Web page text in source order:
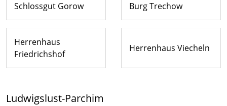
Schlossgut Gorow Burg Trechow
Herrenhaus
Friedrichshof
Herrenhaus Viecheln
Ludwigslust-Parchim